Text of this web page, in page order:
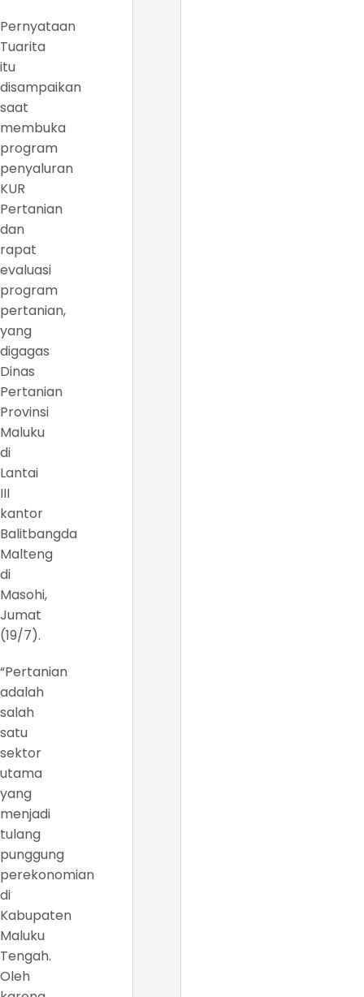
Pernyataan
Tuarita
itu
disampaikan
saat
membuka
program
penyaluran
KUR
Pertanian
dan
rapat
evaluasi
program
pertanian,
yang
digagas
Dinas
Pertanian
Provinsi
Maluku
di
Lantai
III
kantor
Balitbangda
Malteng
di
Masohi,
Jumat
(19/7).
“Pertanian
adalah
salah
satu
sektor
utama
yang
menjadi
tulang
punggung
perekonomian
di
Kabupaten
Maluku
Tengah.
Oleh